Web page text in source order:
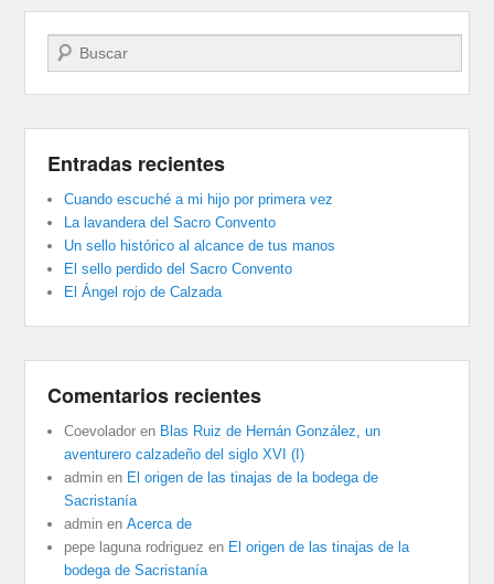
Buscar
Entradas recientes
Cuando escuché a mi hijo por primera vez
La lavandera del Sacro Convento
Un sello histórico al alcance de tus manos
El sello perdido del Sacro Convento
El Ángel rojo de Calzada
Comentarios recientes
Coevolador en Blas Ruiz de Hernán González, un
aventurero calzadeño del siglo XVI (I)
admin en El origen de las tinajas de la bodega de
Sacristanía
admin enAcerca de
pepe laguna rodriguez en El origen de las tinajas de la
bodega de Sacristanía